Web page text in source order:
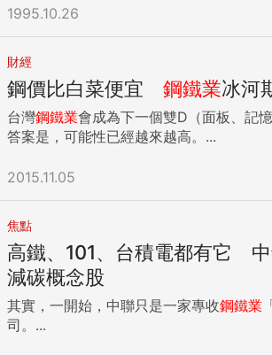
1995.10.26
財經
鋼價比白菜便宜 鋼鐵業冰河
台灣鋼鐵業會成為下一個雙D（面板、記
答案是，可能性已經越來越高。...
2015.11.05
焦點
高鐵、101、台積電都有它
減碳概念股
其實，一開始，中聯只是一家專收鋼鐵業
司。...